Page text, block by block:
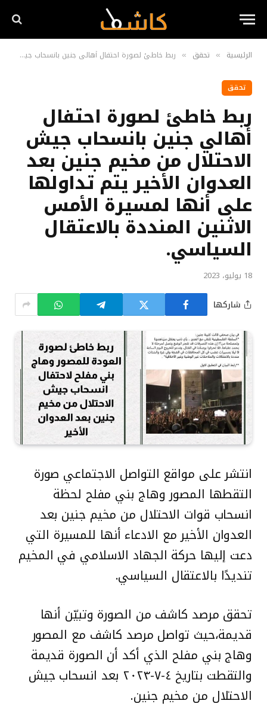
الرئيسية » تحقق » ربط خاطئ لصورة احتفال أهالي جنين بانسحاب جيش الاحتلال من مخيم جنين بعد العدوان الأخير يتم تداولها على أنها لمسيرة الأمس الاثنين المنددة بالاعتقال السياسي.
تحقق
ربط خاطئ لصورة احتفال
أهالي جنين بانسحاب جيش
الاحتلال من مخيم جنين بعد
العدوان الأخير يتم تداولها
على أنها لمسيرة الأمس
الاثنين المنددة بالاعتقال
السياسي.
18 يوليو، 2023
شاركها
انتشر على مواقع التواصل الاجتماعي صورة
التقطها المصور وهاج بني مفلح لحظة
انسحاب قوات الاحتلال من مخيم جنين بعد
العدوان الأخير مع الادعاء أنها للمسيرة التي
دعت إليها حركة الجهاد الاسلامي في المخيم
تنديدًا بالاعتقال السياسي.
تحقق مرصد كاشف من الصورة وتبيّن أنها
قديمة،حيث تواصل مرصد كاشف مع المصور
وهاج بني مفلح الذي أكد أن الصورة قديمة
والتقطت بتاريخ ٤-٧-٢٠٢٣ بعد انسحاب جيش
الاحتلال من مخيم جنين.